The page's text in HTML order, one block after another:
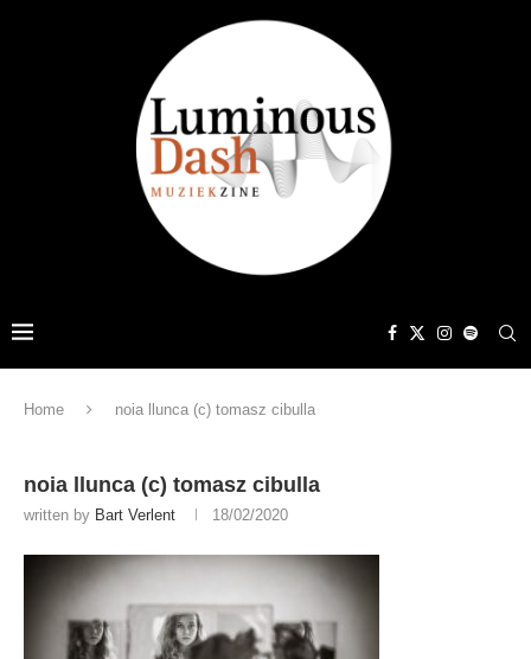
Home noia llunca (c) tomasz cibulla
noia llunca (c) tomasz cibulla
written by Bart Verlent 18/02/2020